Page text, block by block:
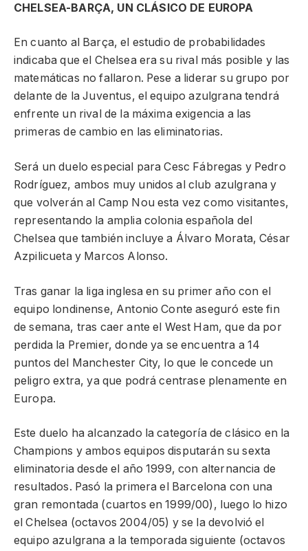
CHELSEA-BARÇA, UN CLÁSICO DE EUROPA
En cuanto al Barça, el estudio de probabilidades
indicaba que el Chelsea era su rival más posible y las
matemáticas no fallaron. Pese a liderar su grupo por
delante de la Juventus, el equipo azulgrana tendrá
enfrente un rival de la máxima exigencia a las
primeras de cambio en las eliminatorias.
Será un duelo especial para Cesc Fábregas y Pedro
Rodríguez, ambos muy unidos al club azulgrana y
que volverán al Camp Nou esta vez como visitantes,
representando la amplia colonia española del
Chelsea que también incluye a Álvaro Morata, César
Azpilicueta y Marcos Alonso.
Tras ganar la liga inglesa en su primer año con el
equipo londinense, Antonio Conte aseguró este fin
de semana, tras caer ante el West Ham, que da por
perdida la Premier, donde ya se encuentra a 14
puntos del Manchester City, lo que le concede un
peligro extra, ya que podrá centrase plenamente en
Europa.
Este duelo ha alcanzado la categoría de clásico en la
Champions y ambos equipos disputarán su sexta
eliminatoria desde el año 1999, con alternancia de
resultados. Pasó la primera el Barcelona con una
gran remontada (cuartos en 1999/00), luego lo hizo
el Chelsea (octavos 2004/05) y se la devolvió el
equipo azulgrana a la temporada siguiente (octavos